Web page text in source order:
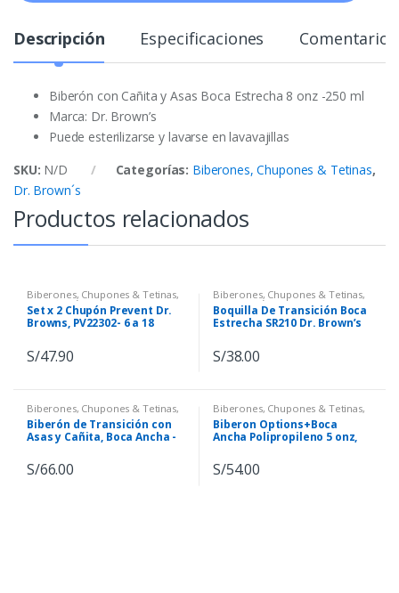
Descripción Especificaciones Comentarios
Biberón con Cañita y Asas Boca Estrecha 8 onz -250 ml
Marca: Dr. Brown’s
Puede esterilizarse y lavarse en lavavajillas
SKU: N/D Categorías: Biberones, Chupones & Tetinas,
Dr. Brown´s
Productos relacionados
Biberones, Chupones & Tetinas,
Dr. Brown´s
Set x 2 Chupón Prevent Dr.
Browns, PV22302- 6 a 18
S/47.90
Biberones, Chupones & Tetinas,
Dr. Brown´s
Boquilla De Transición Boca
Estrecha SR210 Dr. Brown’s
S/38.00
Biberones, Chupones & Tetinas,
Dr. Brown´s
Biberón de Transición con
Asas y Cañita, Boca Ancha -
S/66.00
Biberones, Chupones & Tetinas,
Dr. Brown´s
Biberon Options+Boca
Ancha Polipropileno 5 onz,
S/54.00